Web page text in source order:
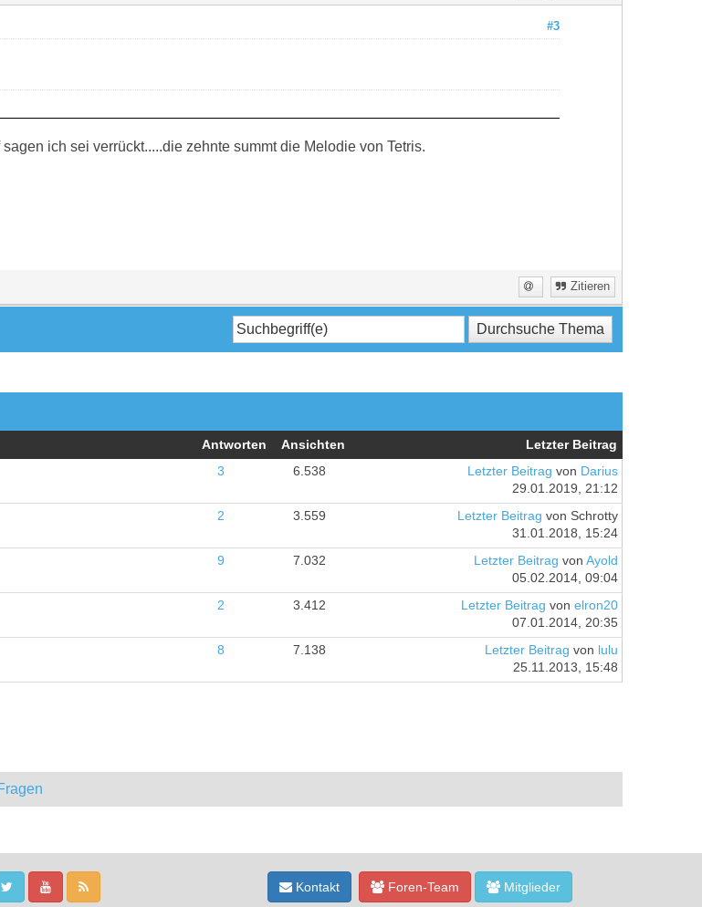
#3
ich sei verrückt.....die zehnte summt die Melodie von Tetris.
Zitieren
Antworten Ansichten Letzter Beitrag
3 6.538 Letzter Beitrag von Darius
29.01.2019, 21:12
2 3.559 Letzter Beitrag von Schrotty
31.01.2018, 15:24
9 7.032 Letzter Beitrag von Ayold
05.02.2014, 09:04
2 3.412 Letzter Beitrag von elron20
07.01.2014, 20:35
8 7.138 Letzter Beitrag von lulu
25.11.2013, 15:48
Kontakt Foren-Team Mitglieder